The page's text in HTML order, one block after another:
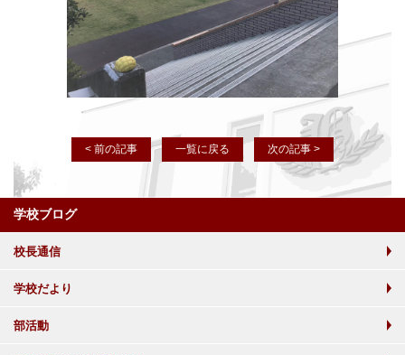
< 前の記事 一覧に戻る 次の記事 >
学校ブログ
校長通信
学校だより
部活動